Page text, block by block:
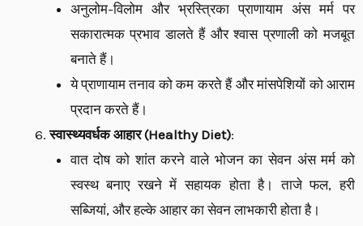
अनुलोम-विलोम और भ्रस्त्रिका प्राणायाम अंस मर्म पर
सकारात्मक प्रभाव डालते हैं और श्वास प्रणाली को मजबूत
बनाते हैं।
ये प्राणायाम तनाव को कम करते हैं और मांसपेशियों को आराम
प्रदान करते हैं।
स्वास्थ्यवर्धक आहार (Healthy Diet):
वात दोष को शांत करने वाले भोजन का सेवन अंस मर्म को
स्वस्थ बनाए रखने में सहायक होता है। ताजे फल, हरी
सब्जियां, और हल्के आहार का सेवन लाभकारी होता है।